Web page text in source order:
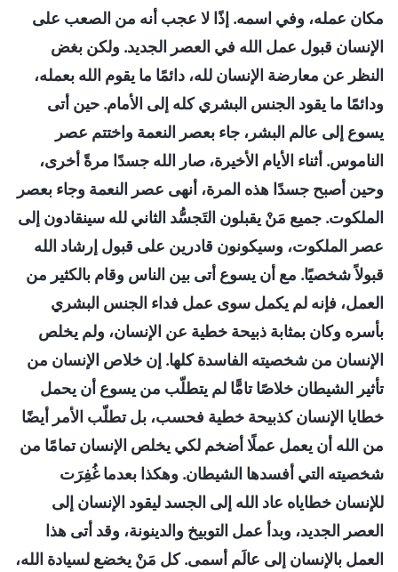
مكان عمله، وفي اسمه. إذًا لا عجب أنه من الصعب على
الإنسان قبول عمل الله في العصر الجديد. ولكن بغض
النظر عن معارضة الإنسان لله، دائمًا ما يقوم الله بعمله،
ودائمًا ما يقود الجنس البشري كله إلى الأمام. حين أتى
يسوع إلى عالم البشر، جاء بعصر النعمة واختتم عصر
الناموس. أثناء الأيام الأخيرة، صار الله جسدًا مرةً أخرى،
وحين أصبح جسدًا هذه المرة، أنهى عصر النعمة وجاء بعصر
الملكوت. جميع مَنْ يقبلون التَجسُّد الثاني لله سينقادون إلى
عصر الملكوت، وسيكونون قادرين على قبول إرشاد الله
قبولاً شخصيًا. مع أن يسوع أتى بين الناس وقام بالكثير من
العمل، فإنه لم يكمل سوى عمل فداء الجنس البشري
بأسره وكان بمثابة ذبيحة خطية عن الإنسان، ولم يخلص
الإنسان من شخصيته الفاسدة كلها. إن خلاص الإنسان من
تأثير الشيطان خلاصًا تامًّا لم يتطلّب من يسوع أن يحمل
خطايا الإنسان كذبيحة خطية فحسب، بل تطلّب الأمر أيضًا
من الله أن يعمل عملًا أضخم لكي يخلص الإنسان تمامًا من
شخصيته التي أفسدها الشيطان. وهكذا بعدما غُفِرَت
للإنسان خطاياه عاد الله إلى الجسد ليقود الإنسان إلى
العصر الجديد، وبدأ عمل التوبيخ والدينونة، وقد أتى هذا
العمل بالإنسان إلى عالَم أسمى. كل مَنْ يخضع لسيادة الله،